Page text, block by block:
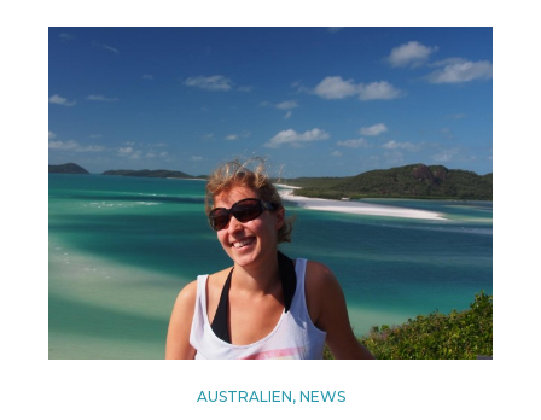
AUSTRALIEN, NEWS